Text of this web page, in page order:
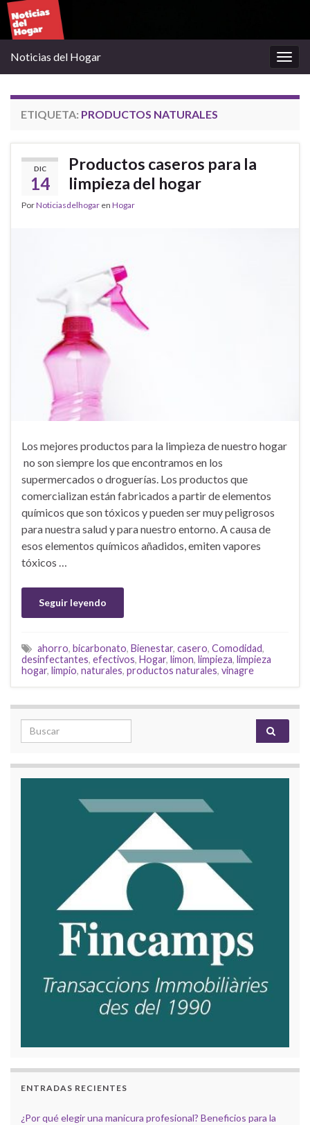
la
Noticias del Hogar
ETIQUETA: PRODUCTOS NATURALES
DIC
14
Productos caseros para la
limpieza del hogar
PorNoticiasdelhogar en Hogar
Los mejores productos para la limpieza de nuestro hogar
no son siempre los que encontramos en los
supermercados o droguerías. Los productos que
comercializan están fabricados a partir de elementos
químicos que son tóxicos y pueden ser muy peligrosos
para nuestra salud y para nuestro entorno. A causa de
esos elementos químicos añadidos, emiten vapores
tóxicos …
Seguir leyendo
ahorro, bicarbonato, Bienestar, casero, Comodidad,
desinfectantes, efectivos, Hogar, limon, limpieza, limpieza
hogar, limpio, naturales, productos naturales, vinagre
Search for:
ENTRADAS RECIENTES
¿Por qué elegir una manicura profesional? Beneficios para la